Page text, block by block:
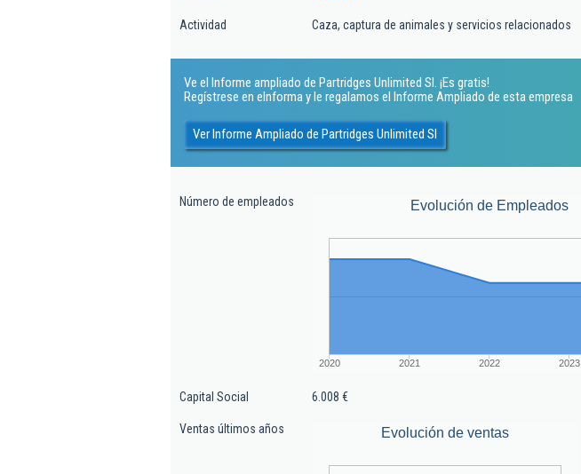
Actividad Caza, captura de animales y servicios relacionados
Ve el Informe ampliado de Partridges Unlimited Sl. ¡Es gratis!
Regístrese en eInforma y le regalamos el Informe Ampliado de esta empresa
Ver Informe Ampliado de Partridges Unlimited Sl
Número de empleados Evolución de Empleados
2020 2021 2022 2023
Capital Social 6.008 €
Ventas últimos años Evolución de ventas